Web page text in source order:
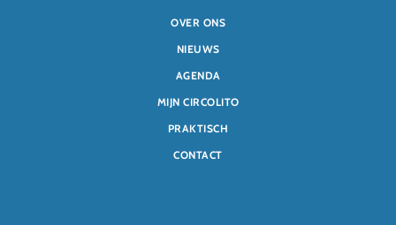
OVER ONS
NIEUWS
AGENDA
MIJN CIRCOLITO
PRAKTISCH
CONTACT